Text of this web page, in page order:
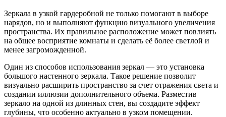
Зеркала в узкой гардеробной не только помогают в выборе
нарядов, но и выполняют функцию визуального увеличения
пространства. Их правильное расположение может повлиять
на общее восприятие комнаты и сделать её более светлой и
менее загроможденной.
Один из способов использования зеркал — это установка
большого настенного зеркала. Такое решение позволит
визуально расширить пространство за счет отражения света и
создании иллюзии дополнительного объема. Разместив
зеркало на одной из длинных стен, вы создадите эффект
глубины, что особенно актуально в узком помещении.